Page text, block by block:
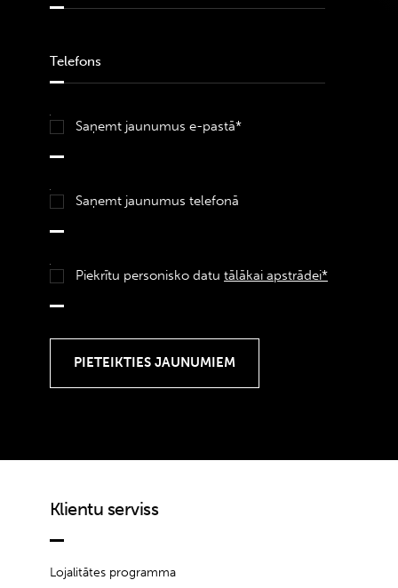
Saņemt jaunumus e-pastā*
Saņemt jaunumus telefonā
Piekrītu personisko datu tālākai apstrādei*
Klientu serviss
Lojalitātes programma